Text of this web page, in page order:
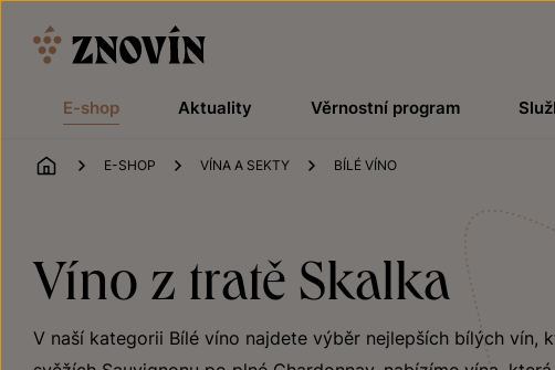
E-shop Aktuality Věrnostní program
ÚVOD
E-SHOP VÍNA A SEKTY BÍLÉ VÍNO
Víno z tratě Skalka
V naší kategorii Bílé víno najdete výběr nejlepších bílých vín,